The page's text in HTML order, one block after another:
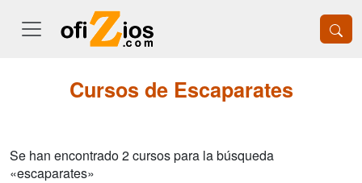
Cursos de Escaparates
Se han encontrado 2 cursos para la búsqueda
«escaparates»